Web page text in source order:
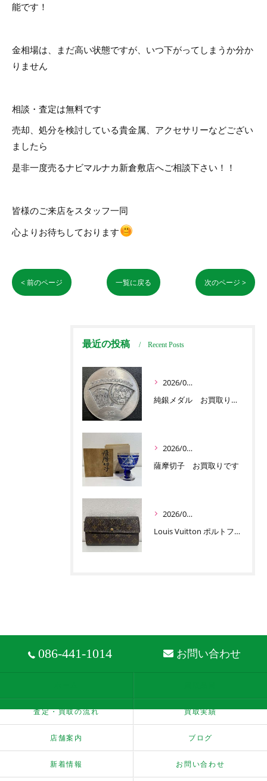
能です！
金相場は、まだ高い状態ですが、いつ下がってしまうか分か
りません
相談・査定は無料です
売却、処分を検討している貴金属、アクセサリーなどござい
ましたら
是非一度売るナビマルナカ新倉敷店へご相談下さい！！
皆様のご来店をスタッフ一同
心よりお待ちしております
< 前のページ 一覧に戻る 次のページ >
最近の投稿 Recent Posts
2026/07/03
純銀メダル お買取りです
2026/07/01
薩摩切子 お買取りです
2026/06/30
Louis Vuitton ポルトフォイユ サラ お買取りです
086-441-1014 お問い合わせ
査定・買取の流れ 買取実績
店舗案内 ブログ
新着情報 お問い合わせ